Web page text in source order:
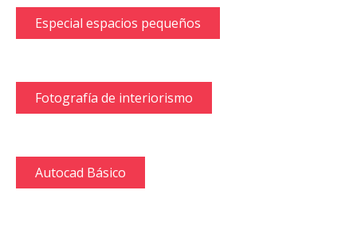
Especial espacios pequeños
Fotografía de interiorismo
Autocad Básico